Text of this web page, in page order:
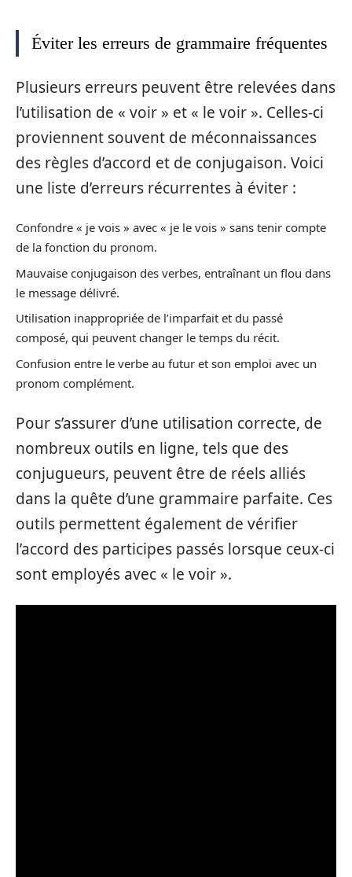
Éviter les erreurs de grammaire fréquentes
Plusieurs erreurs peuvent être relevées dans
l’utilisation de « voir » et « le voir ». Celles-ci
proviennent souvent de méconnaissances
des règles d’accord et de conjugaison. Voici
une liste d’erreurs récurrentes à éviter :
Confondre « je vois » avec « je le vois » sans tenir compte
de la fonction du pronom.
Mauvaise conjugaison des verbes, entraînant un flou dans
le message délivré.
Utilisation inappropriée de l’imparfait et du passé
composé, qui peuvent changer le temps du récit.
Confusion entre le verbe au futur et son emploi avec un
pronom complément.
Pour s’assurer d’une utilisation correcte, de
nombreux outils en ligne, tels que des
conjugueurs, peuvent être de réels alliés
dans la quête d’une grammaire parfaite. Ces
outils permettent également de vérifier
l’accord des participes passés lorsque ceux-ci
sont employés avec « le voir ».